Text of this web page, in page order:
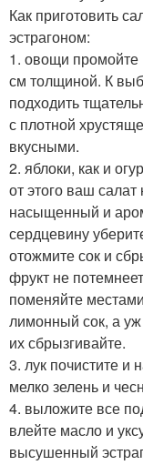
Как приготовить
эстрагоном:
1. овощи промойте
см толщиной. К
подходить
с плотной
вкусными.
2. яблоки, как и
от этого ваш
насыщенный и
сердцевину
отожмите сок и
фрукт не
поменяйте
лимонный сок, а уж
их сбрызгивайте.
3. лук почистите и
мелко зелень и
4. выложите все
влейте масло и
высушенный